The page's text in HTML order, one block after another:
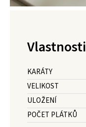
Vlastnosti
KARÁTY
VELIKOST
ULOŽENÍ
POČET PLÁTKŮ